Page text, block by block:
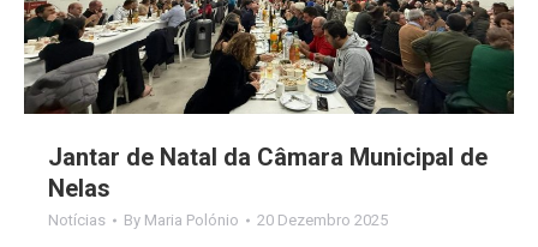
Jantar de Natal da Câmara Municipal de
Nelas
Notícias By Maria Polónio 20 Dezembro 2025